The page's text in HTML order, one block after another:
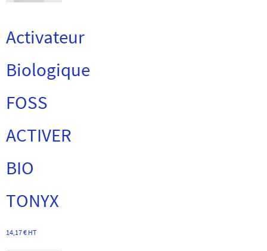
Activateur
Biologique
FOSS
ACTIVER
BIO
TONYX
14,17€ HT